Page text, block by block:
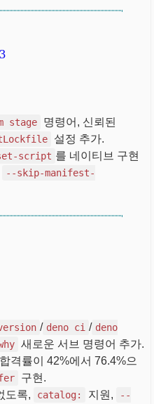
stage
명령어, 신뢰된
설정 추가.
script 를 네이티브 구현
--skip-manifest-
/ deno ci / deno
새로운 서브 명령어 추가.
격률이 42%에서 76.4%으
구현.
도록, catalog: 지원,
--